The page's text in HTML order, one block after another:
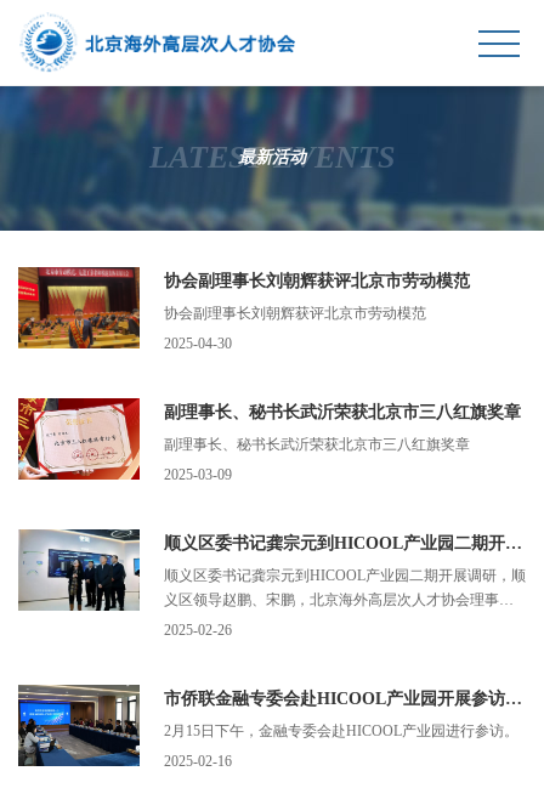
首页
政策汇总
关于我们
最新活动
LATEST EVENTS
协会副理事长刘朝辉获评北京市劳动模范
协会副理事长刘朝辉获评北京市劳动模范
2025-04-30
副理事长、秘书长武沂荣获北京市三八红旗奖章
副理事长、秘书长武沂荣获北京市三八红旗奖章
2025-03-09
顺义区委书记龚宗元到HICOOL产业园二期开展调研
顺义区委书记龚宗元到HICOOL产业园二期开展调研，顺
义区领导赵鹏、宋鹏，北京海外高层次人才协会理事长
关鸿亮，副理事长、秘书长武沂参加
2025-02-26
市侨联金融专委会赴HICOOL产业园开展参访及工作对接
2月15日下午，金融专委会赴HICOOL产业园进行参访。
2025-02-16